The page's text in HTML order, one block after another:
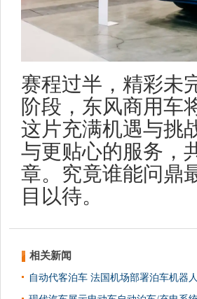
赛程过半，精彩未
阶段，东风商用车
这片充满机遇与挑
与更贴心的服务，
章。究竟谁能问鼎
目以待。
相关新闻
自动代客泊车 法国机场部署泊车机器人